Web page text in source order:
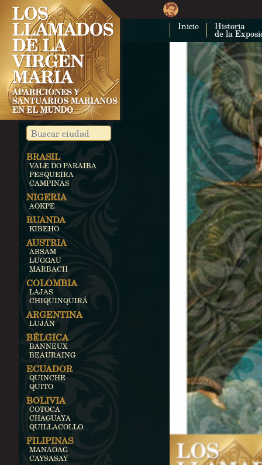
Inicio Historia
de la
BRASIL
VALE DO PARAIBA
PESQUEIRA
CAMPINAS
NIGERIA
AOKPE
RUANDA
KIBEHO
AUSTRIA
ABSAM
LUGGAU
MARBACH
COLOMBIA
LAJAS
CHIQUINQUIRÁ
ARGENTINA
LUJÁN
BÉLGICA
BANNEUX
BEAURAING
ECUADOR
QUINCHE
QUITO
BOLIVIA
COTOCA
CHAGUAYA
QUILLACOLLO
FILIPINAS
MANAOAG
CAYSASAY